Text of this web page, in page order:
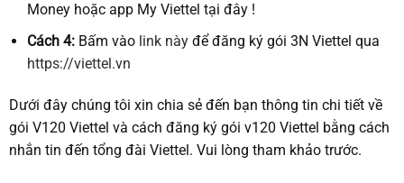
Money hoặc app My Viettel tại đây !
Cách 4: Bấm vào link này để đăng ký gói 3N Viettel qua
https://viettel.vn
Dưới đây chúng tôi xin chia sẻ đến bạn thông tin chi tiết về
gói V120 Viettel và cách đăng ký gói v120 Viettel bằng cách
nhắn tin đến tổng đài Viettel. Vui lòng tham khảo trước.